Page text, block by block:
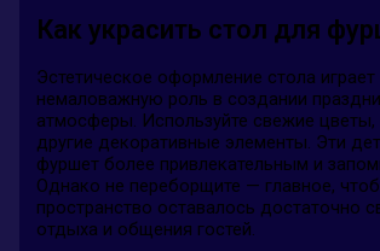
Как украсить стол для
Эстетическое оформление стола играет
немаловажную роль в создании
атмосферы. Используйте свежие цветы,
другие декоративные элементы. Эти
фуршет более привлекательным и
Однако не переборщите — главное,
пространство оставалось достаточно
отдыха и общения гостей.